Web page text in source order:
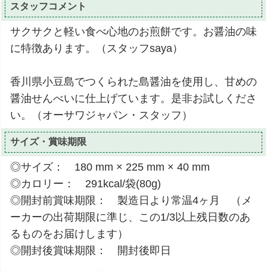
スタッフコメント
サクサクと軽い食べ心地のお煎餅です。お醤油の味
に特徴あります。（スタッフsaya）
香川県小豆島でつくられた島醤油を使用し、甘めの
醤油せんべいに仕上げています。是非お試しくださ
い。（オーサワジャパン・スタッフ）
サイズ・賞味期限
◎サイズ： 180 mm × 225 mm × 40 mm
◎カロリー： 291kcal/袋(80g)
◎開封前賞味期限： 製造日より常温4ヶ月 （メ
ーカーの出荷期限に準じ、この1/3以上残日数のあ
るものをお届けします）
◎開封後賞味期限： 開封後即日